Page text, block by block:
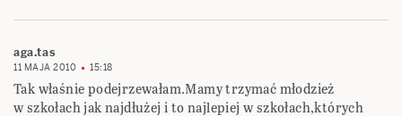
aga.tas
11 MAJA 2010 15:18
Tak właśnie podejrzewałam.Mamy trzymać młodzież
w szkołach jak najdłużej i to najlepiej w szkołach,których